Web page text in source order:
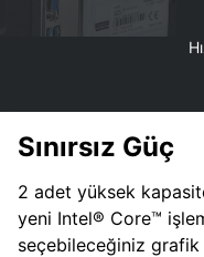
Sınırsız Güç
2 adet yüksek
yeni Intel® Core™
seçebileceğiniz grafik